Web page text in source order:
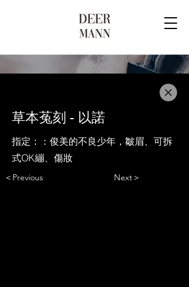
草本菟刻 - 以諾
指定：：俊美的不良少年，皺眉、可拆
式OK繃、傷妝
＜Previous Next＞